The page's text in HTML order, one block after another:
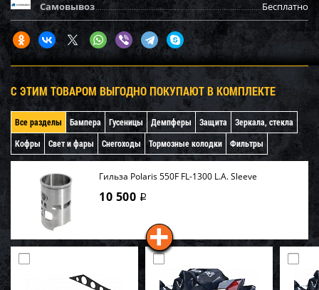
Самовывоз
Бесплатно
С ЭТИМ ТОВАРОМ ВЫГОДНО ПОКУПАЮТ В КОМПЛЕКТЕ
Все разделы Бампера Гусеницы Демпферы Защита
Зеркала, стекла
Кофры
Свет и фары Снегоходы Тормозные колодки Фильтры
Гильза Polaris 550F FL-1300 L.A. Sleeve
10 500 i